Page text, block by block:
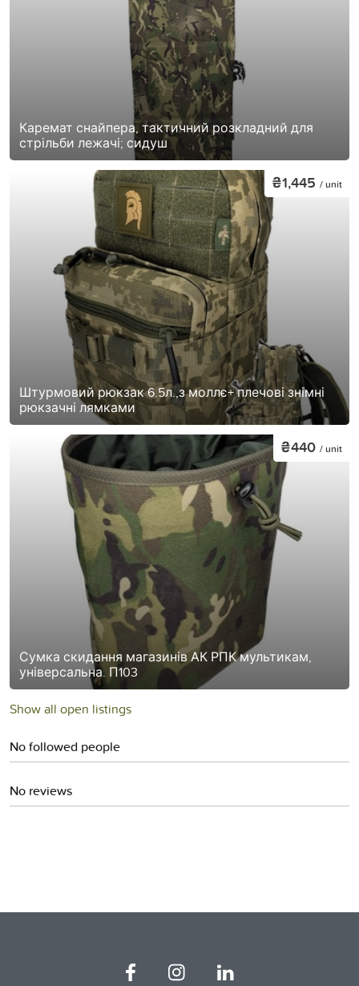
Каремат снайпера, тактичний розкладний для
стрільби лежачі; сидуш
Штурмовий рюкзак 6.5л.,з моллє+ плечові знімні
рюкзачні лямками
₴1,445 / unit
Сумка скидання магазинів АК РПК мультикам,
універсальна. П103
₴440 / unit
Show all open listings
No followed people
No reviews